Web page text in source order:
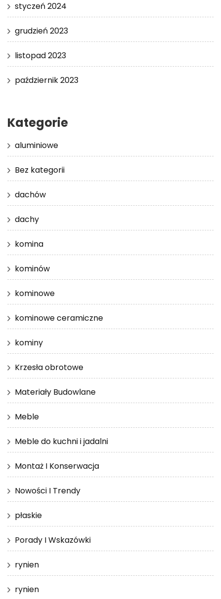
styczeń 2024
grudzień 2023
listopad 2023
październik 2023
Kategorie
aluminiowe
Bez kategorii
dachów
dachy
komina
kominów
kominowe
kominowe ceramiczne
kominy
Krzesła obrotowe
Materiały Budowlane
Meble
Meble do kuchni i jadalni
Montaż I Konserwacja
Nowości I Trendy
płaskie
Porady I Wskazówki
rynien
rynien